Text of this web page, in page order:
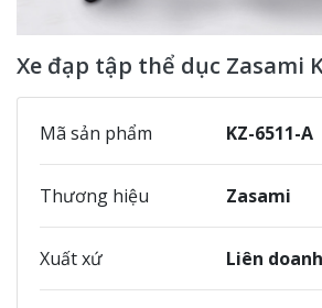
Xe đạp tập thể dục Zasami
Mã sản phẩm KZ-6511-A
Thương hiệu Zasami
Xuất xứ Liên doanh